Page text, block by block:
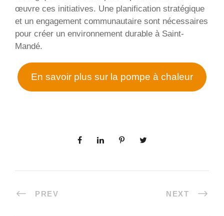
œuvre ces initiatives. Une planification stratégique
et un engagement communautaire sont nécessaires
pour créer un environnement durable à Saint-
Mandé.
En savoir plus sur la pompe à chaleur
PREV NEXT